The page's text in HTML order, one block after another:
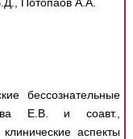
бессознательные
Е.В. и соавт.,
аспекты